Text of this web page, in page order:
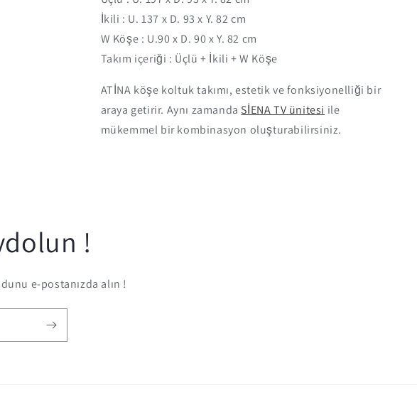
İkili : U. 137 x D. 93 x Y. 82 cm
W Köşe : U.90 x D. 90 x Y. 82 cm
Takım içeriği : Üçlü + İkili + W Köşe
ATİNA köşe koltuk takımı, estetik ve fonksiyonelliği bir
araya getirir. Aynı zamanda SİENA TV ünitesi ile
mükemmel bir kombinasyon oluşturabilirsiniz.
!
e-postanızda alın !